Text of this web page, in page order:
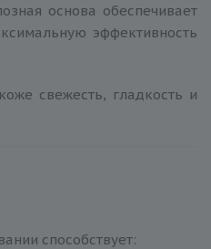
основа обеспечивает
эффективность
свежесть, гладкость и
способствует: